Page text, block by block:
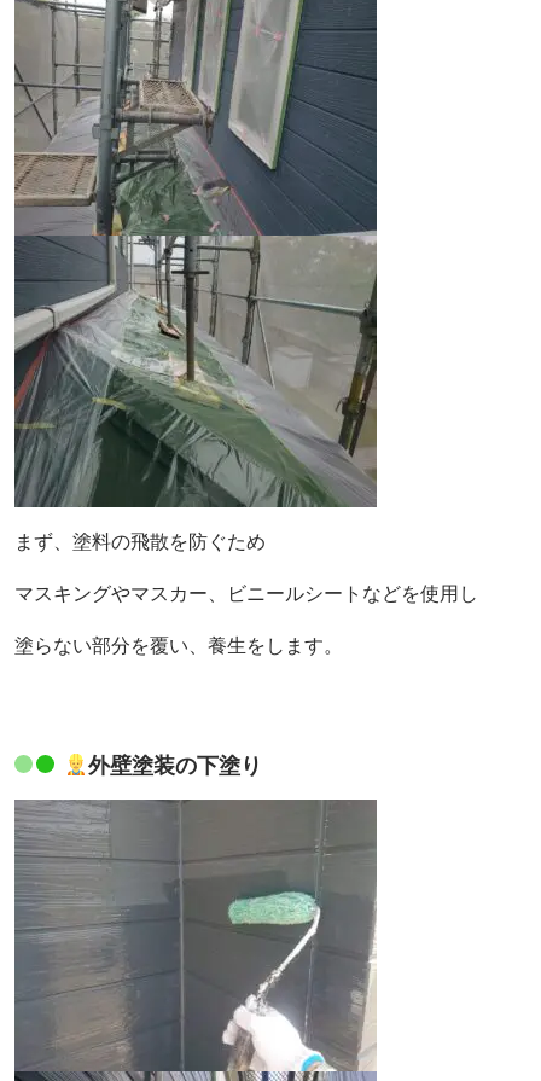
まず、塗料の飛散を防ぐため
マスキングやマスカー、ビニールシートなどを使用し
塗らない部分を覆い、養生をします。
外壁塗装の下塗り